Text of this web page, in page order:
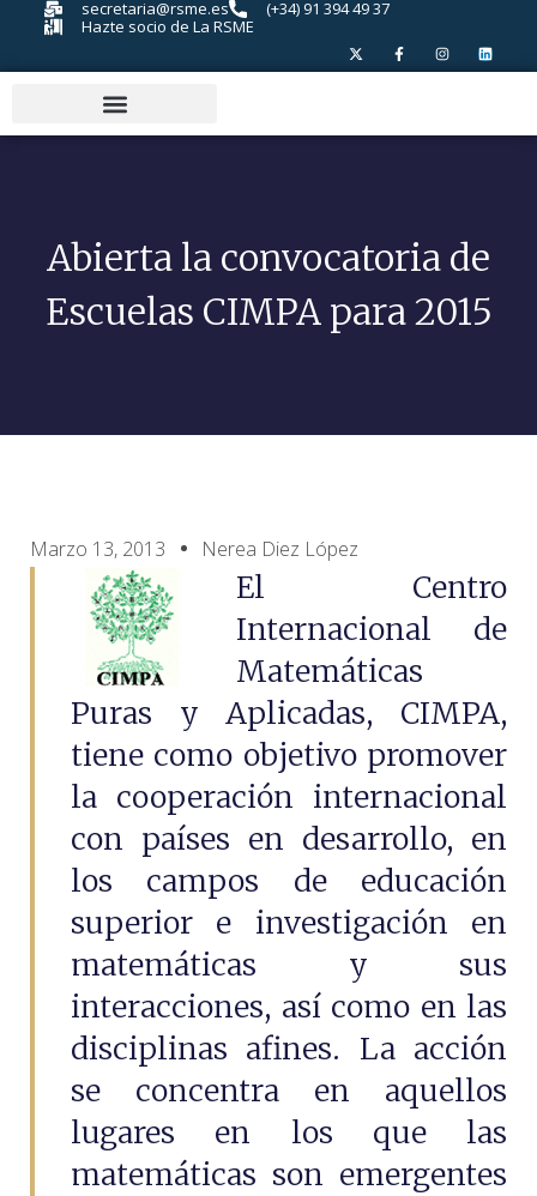
secretaria@rsme.es
(+34) 91 394 49 37
Hazte socio de La RSME
Abierta la convocatoria de
Escuelas CIMPA para 2015
Marzo 13, 2013 Nerea Diez López
El Centro
Internacional de
Matemáticas
Puras y Aplicadas, CIMPA,
tiene como objetivo promover
la cooperación internacional
con países en desarrollo, en
los campos de educación
superior e investigación en
matemáticas y sus
interacciones, así como en las
disciplinas afines. La acción
se concentra en aquellos
lugares en los que las
matemáticas son emergentes